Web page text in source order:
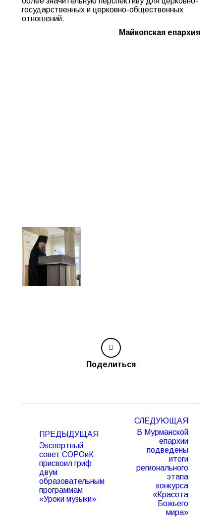
государственных и церковно-общественных
отношений.
Майкопская епархия
Поделиться
записям
ПРЕДЫДУЩАЯ
Предыдущая
запись:
Экспертный
совет СОРОиК
присвоил гриф
двум
образовательным
программам
«Уроки музыки»
СЛЕДУЮЩАЯ
Следующая
В Мурманской
епархии
подведены
итоги
регионального
этапа
конкурса
«Красота
Божьего
мира»